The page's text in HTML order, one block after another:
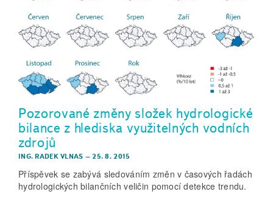
Pozorované změny složek hydrologické
bilance z hlediska využitelných vodních
zdrojů
ING. RADEK VLNAS –25. 8. 2015
Příspěvek se zabývá sledováním změn v časových řadách
hydrologických bilančních veličin pomocí detekce trendu.